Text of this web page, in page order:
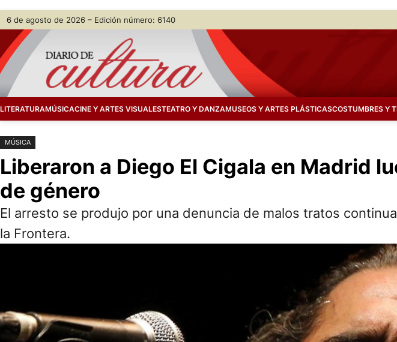
Saltar
contenido
Skip
content
6 de agosto de 2026 – Edición número: 6140
LITERATURAMÚSICACINE Y ARTES VISUALESTEATRO Y DANZAMUSEOS Y ARTES PLÁSTICASCOSTUMBRES Y
MÚSICA
Liberaron a Diego El Cigala en Madrid
de género
El arresto se produjo por una denuncia de malos tratos
la Frontera.